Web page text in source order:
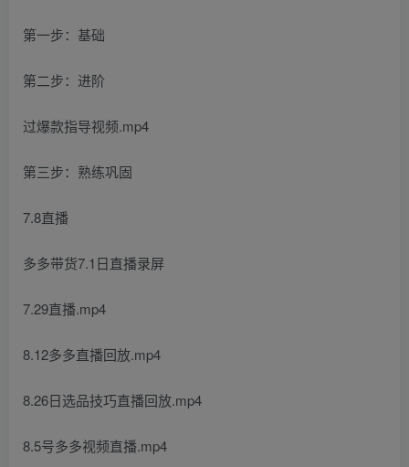
第一步：基础
第二步：进阶
过爆款指导视频.mp4
第三步：熟练巩固
7.8直播
多多带货7.1日直播录屏
7.29直播.mp4
8.12多多直播回放.mp4
8.26日选品技巧直播回放.mp4
8.5号多多视频直播.mp4